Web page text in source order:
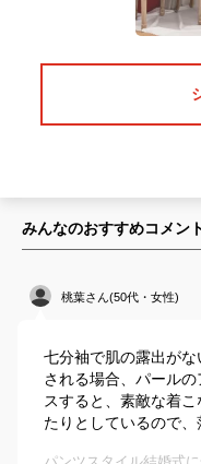
みんなのおすすめコメン
桃葉さん(50代・女性)
七分袖で肌の露出が
される場合、パール
スすると、素敵な着
たりとしているので